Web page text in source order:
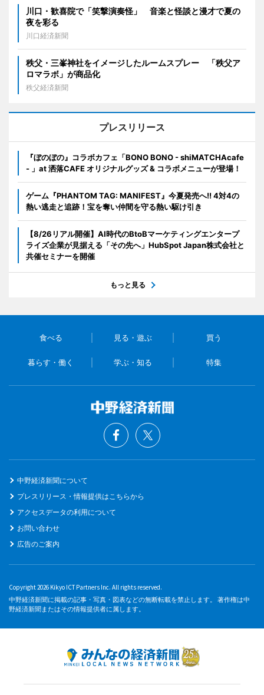
川口・歓喜院で「笑撃演奏怪」 音楽と怪談と漫才で夏の
夜を彩る
川口経済新聞
秩父・三峯神社をイメージしたルームスプレー 「秩父ア
ロマラボ」が商品化
秩父経済新聞
プレスリリース
『ぼのぼの』コラボカフェ「BONO BONO - shiMATCHAcafe
- 」at 洒落CAFE オリジナルグッズ & コラボメニューが登場！
ゲーム『PHANTOM TAG: MANIFEST』今夏発売へ!! 4対4の
熱い逃走と追跡！宝を奪い仲間を守る熱い駆け引き
【8/26リアル開催】AI時代のBtoBマーケティングエンタープ
ライズ企業が見据える「その先へ」HubSpot Japan株式会社と
共催セミナーを開催
もっと見る
食べる 見る・遊ぶ 買う
暮らす・働く 学ぶ・知る 特集
中野経済新聞について
プレスリリース・情報提供はこちらから
アクセスデータの利用について
お問い合わせ
広告のご案内
Copyright 2026 Kikyo ICT Partners Inc. All rights reserved.
中野経済新聞に掲載の記事・写真・図表などの無断転載を禁止します。 著作権は中
野経済新聞またはその情報提供者に属します。